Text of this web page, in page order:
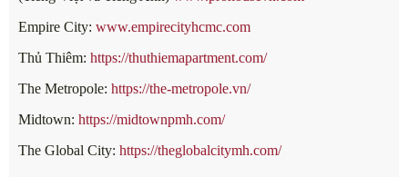
Empire City: www.empirecityhcmc.com
Thủ Thiêm: https://thuthiemapartment.com/
The Metropole: https://the-metropole.vn/
Midtown: https://midtownpmh.com/
The Global City: https://theglobalcitymh.com/